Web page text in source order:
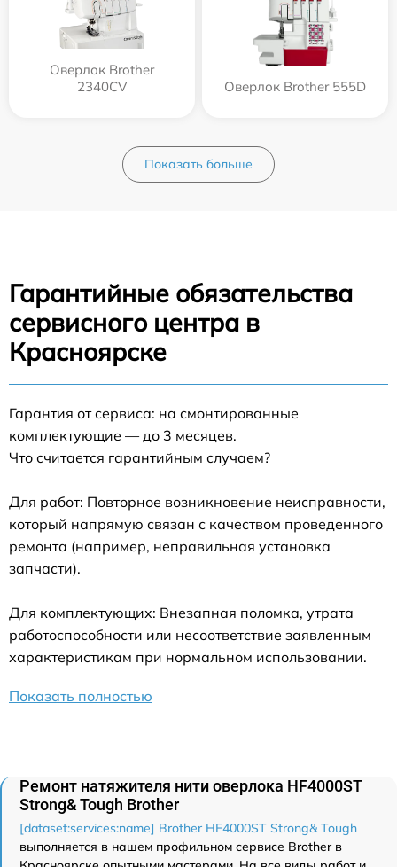
Оверлок Brother
2340CV
Оверлок Brother 555D
Показать больше
Гарантийные обязательства
сервисного центра в
Красноярске
Гарантия от сервиса: на смонтированные
комплектующие — до 3 месяцев.
Что считается гарантийным случаем?
Для работ: Повторное возникновение неисправности,
который напрямую связан с качеством проведенного
ремонта (например, неправильная установка
запчасти).
Для комплектующих: Внезапная поломка, утрата
работоспособности или несоответствие заявленным
характеристикам при нормальном использовании.
Показать полностью
Ремонт натяжителя нити оверлока HF4000ST
Strong& Tough Brother
[dataset:services:name] Brother HF4000ST Strong& Tough
выполняется в нашем профильном сервисе Brother в